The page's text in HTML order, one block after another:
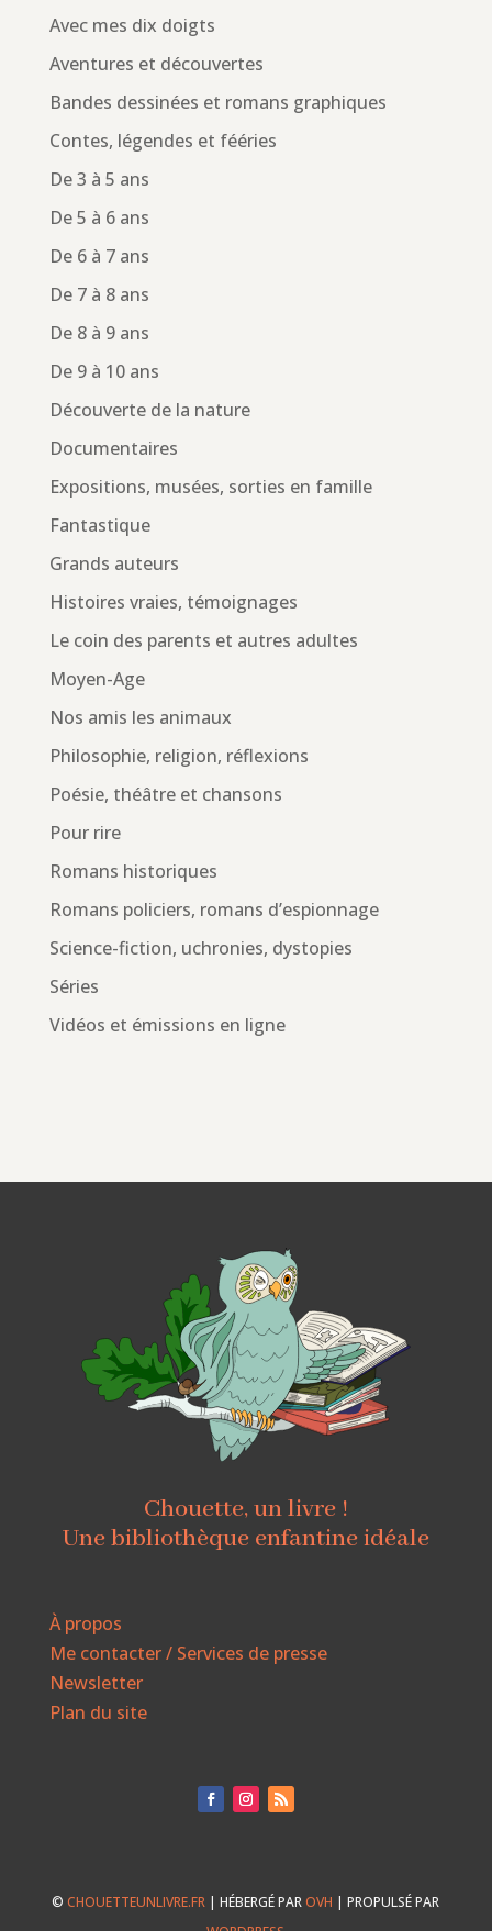
Avec mes dix doigts
Aventures et découvertes
Bandes dessinées et romans graphiques
Contes, légendes et fééries
De 3 à 5 ans
De 5 à 6 ans
De 6 à 7 ans
De 7 à 8 ans
De 8 à 9 ans
De 9 à 10 ans
Découverte de la nature
Documentaires
Expositions, musées, sorties en famille
Fantastique
Grands auteurs
Histoires vraies, témoignages
Le coin des parents et autres adultes
Moyen-Age
Nos amis les animaux
Philosophie, religion, réflexions
Poésie, théâtre et chansons
Pour rire
Romans historiques
Romans policiers, romans d’espionnage
Science-fiction, uchronies, dystopies
Séries
Vidéos et émissions en ligne
Chouette, un livre !
Une bibliothèque enfantine idéale
À propos
Me contacter / Services de presse
Newsletter
Plan du site
©CHOUETTEUNLIVRE.FR | HÉBERGÉ PAROVH | PROPULSÉ PAR